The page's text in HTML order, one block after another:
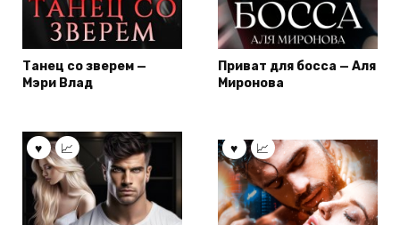
Танец со зверем —
Мэри Влад
Приват для босса — Аля
Миронова